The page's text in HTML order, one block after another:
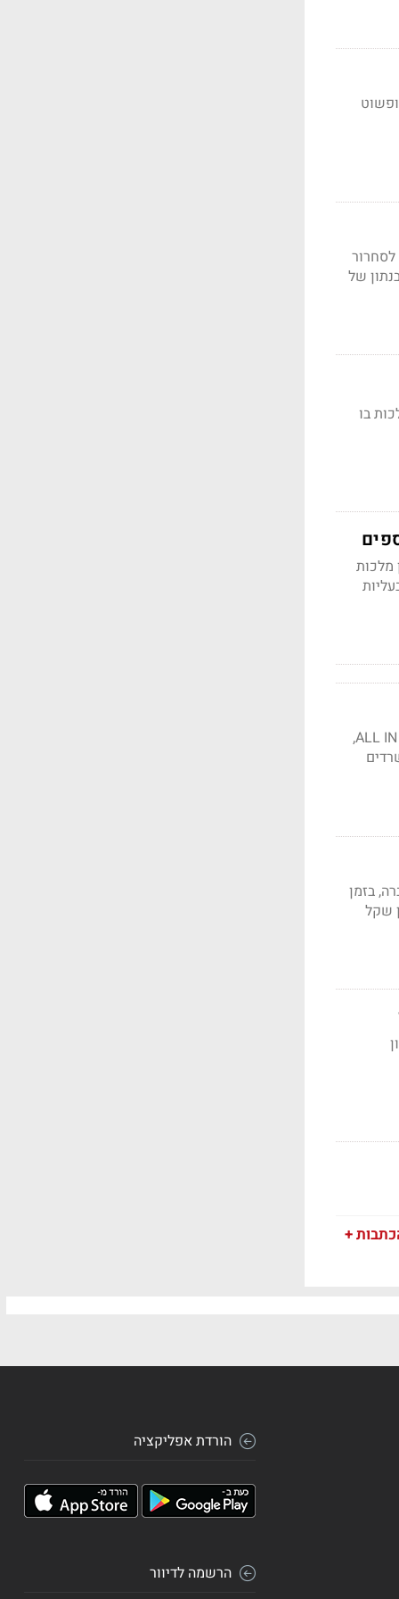
לסחרור
של
בו
מזון מלכות
הקרקע משתרעת על שטח של 25 דונם; צים צפוי להקים על הקרקע פרויקט שנקרא ALL IN BAT YAM,
בפעילות החברה, בזמן
+
הורדת אפליקציה
הרשמה לדיוור